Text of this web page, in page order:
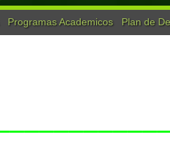
Programas Academicos Plan de